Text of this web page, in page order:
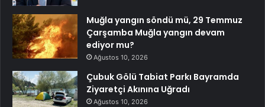
Muğla yangın söndü mü, 29 Temmuz
Çarşamba Muğla yangın devam
ediyor mu?
Ağustos 10, 2026
Çubuk Gölü Tabiat Parkı Bayramda
Ziyaretçi Akınına Uğradı
Ağustos 10, 2026